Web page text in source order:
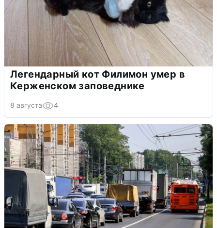
Легендарный кот Филимон умер в
Керженском заповеднике
8 августа 4